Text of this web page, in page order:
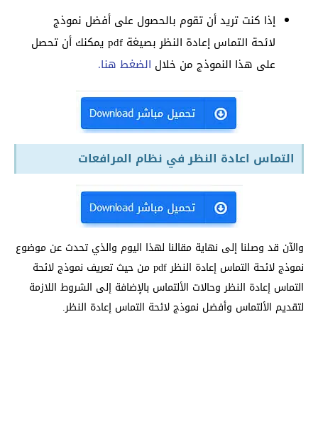
إذا كنت تريد أن تقوم بالحصول على أفضل نموذج
لائحة التماس إعادة النظر بصيغة pdf يمكنك أن تحصل
على هذا النموذج من خلال الضغط هنا.
التماس اعادة النظر في نظام المرافعات
والآن قد وصلنا إلى نهاية مقالنا لهذا اليوم والذي تحدث عن موضوع
نموذج لائحة التماس إعادة النظر pdf من حيث تعريف نموذج لائحة
التماس إعادة النظر وحالات الألتماس بالإضافة إلى الشروط اللازمة
لتقديم الألتماس وأفضل نموذج لائحة التماس إعادة النظر.